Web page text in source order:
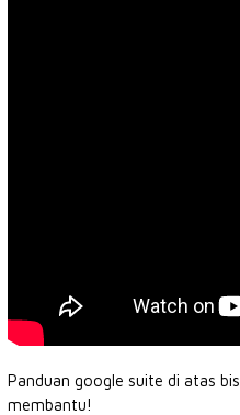
Panduan google suite di atas
membantu!